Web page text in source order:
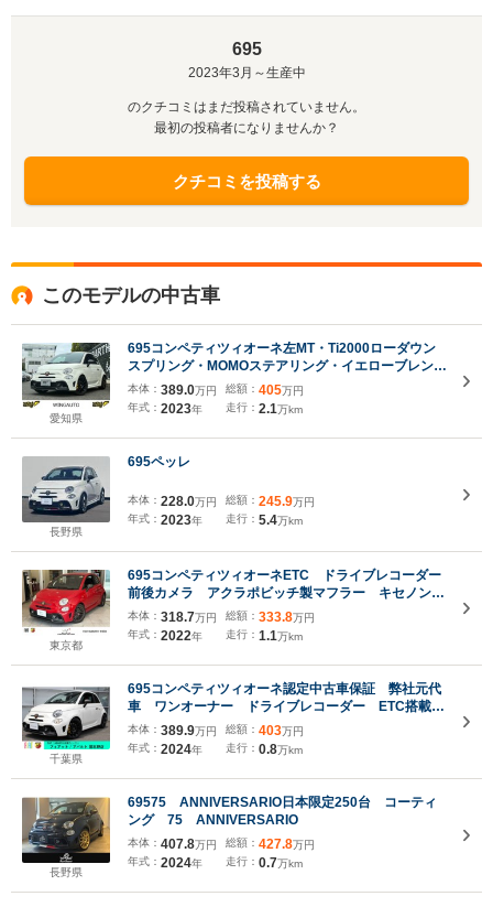
695
2023年3月～生産中
のクチコミはまだ投稿されていません。
最初の投稿者になりませんか？
クチコミを投稿する
このモデルの中古車
愛知県
695コンペティツィオーネ左MT・Ti2000ローダウン
スプリング・MOMOステアリング・イエローブレンボ
キャリパー・ビーツオーディオ・180Ps
本体： 389.0万円
年式： 2023年
総額： 405万円
走行： 2.1万km
長野県
695ペッレ
本体： 228.0万円
年式： 2023年
総額： 245.9万円
走行： 5.4万km
東京都
695コンペティツィオーネETC ドライブレコーダー
前後カメラ アクラポビッチ製マフラー キセノンヘ
ッドライト カーボンインサート&カーボンミラー
フルセグナビ ナビ連動バックカメラ 正規認定中古
車 弊社ユーザー仕入車両
本体： 318.7万円
年式： 2022年
総額： 333.8万円
走行： 1.1万km
千葉県
695コンペティツィオーネ認定中古車保証 弊社元代
車 ワンオーナー ドライブレコーダー ETC搭載
車 コラム5AT MTモード付 純正ホイール
Bremboブレーキキャリパー
本体： 389.9万円
年式： 2024年
総額： 403万円
走行： 0.8万km
長野県
69575 ANNIVERSARIO日本限定250台 コーティ
ング 75 ANNIVERSARIO
本体： 407.8万円
年式： 2024年
総額： 427.8万円
走行： 0.7万km